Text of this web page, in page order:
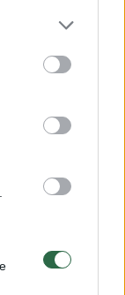
00:00:30
moterų ir
aplinkkelis: